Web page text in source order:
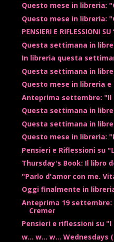
Questo mese in libreria:
Questo mese in libreria:
PENSIERI E RIFLESSIONI
Questa settimana in
In libreria questa
Questa settimana in
Questo mese in libreria
Anteprima settembre: "Il
Questa settimana in
Questa settimana in
Questo mese in libreria:
Pensieri e Riflessioni su
Thursday's Book: Il libro
"Parlo d'amor con me.
Oggi finalmente in
Anteprima 19 settembre:
Cremer
Pensieri e riflessioni su
w... w... w... Wednesdays